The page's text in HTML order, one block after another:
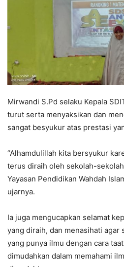
Mirwandi S.Pd selaku Kepala
turut serta menyaksikan dan
sangat besyukur atas prestasi
“Alhamdulillah kita bersyukur
terus diraih oleh sekolah-
Yayasan Pendidikan Wahdah
ujarnya.
Ia juga mengucapkan selamat
yang diraih, dan menasihati agar
yang punya ilmu dengan cara
dimudahkan dalam memahami